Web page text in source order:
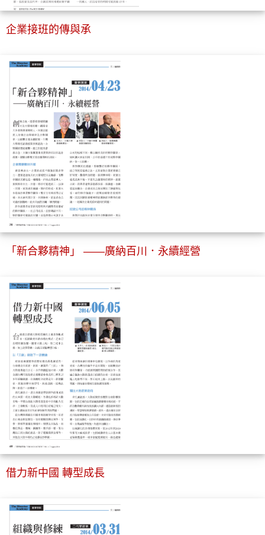
企業接班的傳與承
「新合夥精神」 ——廣納百川．永續經營
借力新中國 轉型成長